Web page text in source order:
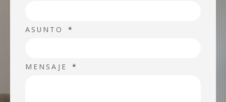
ASUNTO
MENSAJE